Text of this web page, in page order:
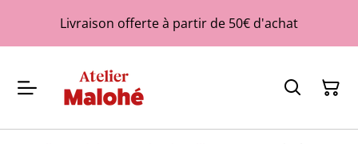
Livraison offerte à partir de 50€ d'achat